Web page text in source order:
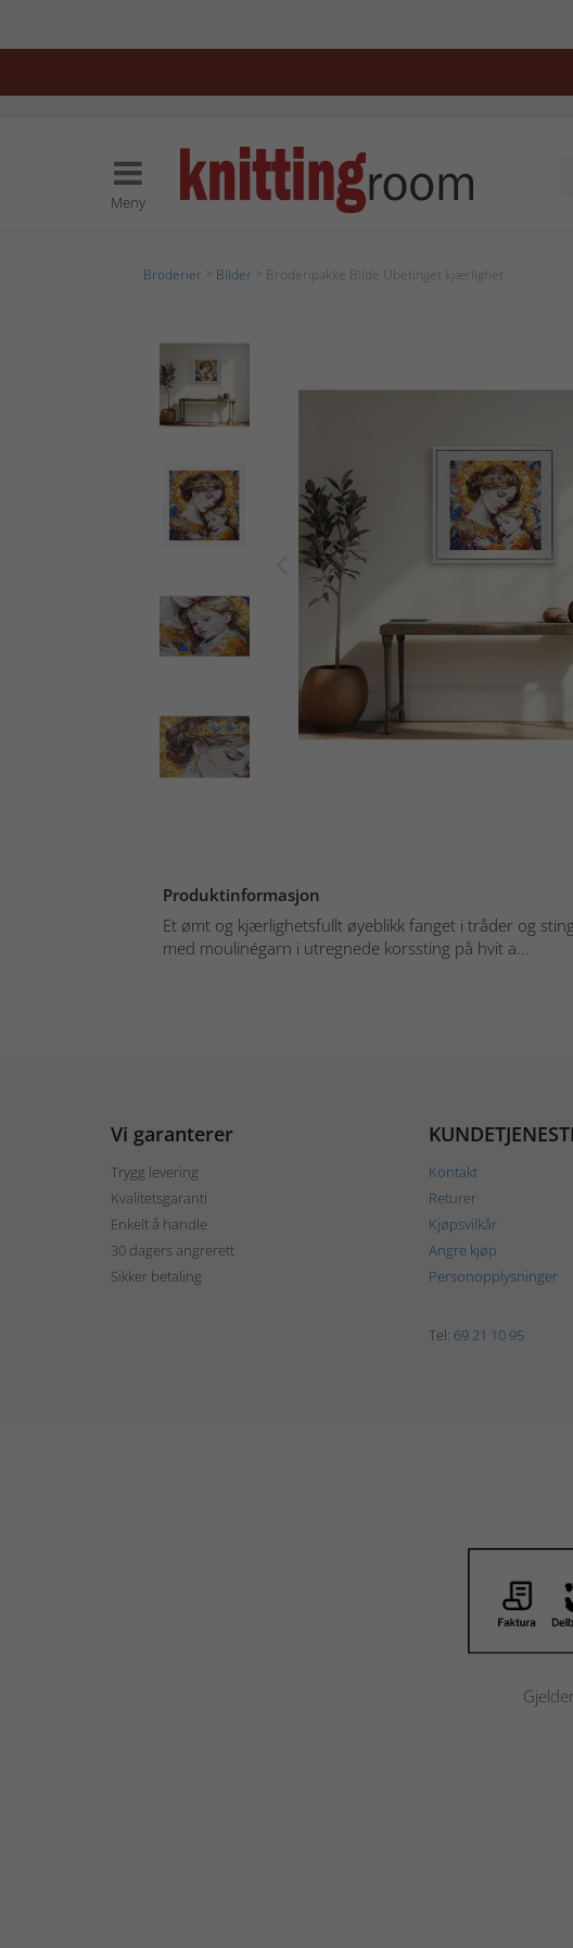
Meny
Broderier Bilder > Broderipakke Bilde Ubetinget kjærlighet
Produktinformasjon
Et ømt og kjærlighetsfullt øyeblikk fanget i tråder og
med moulinégarn i utregnede korssting på hvit a...
Vi garanterer
Trygg levering
Kvalitetsgaranti
Enkelt å handle
30 dagers angrerett
Sikker betaling
Kontakt
Returer
Kjøpsvilkår
Angre kjøp
Personopplysninger
Tel: 69 21 10 95